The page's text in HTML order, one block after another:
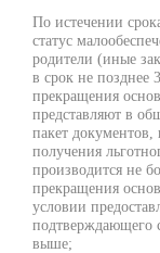
По истечении
статус
родители (иные
в срок не позднее
прекращения
представляют в
пакет
получения
производится не
прекращения
условии
подтверждающего
выше;